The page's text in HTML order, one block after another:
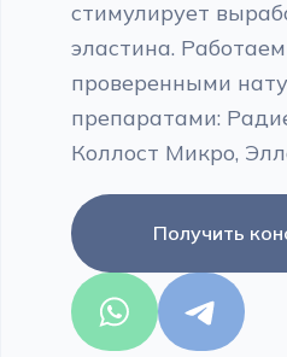
стимулирует
эластина.
проверенными
препаратами:
Коллост Микро,
Получить